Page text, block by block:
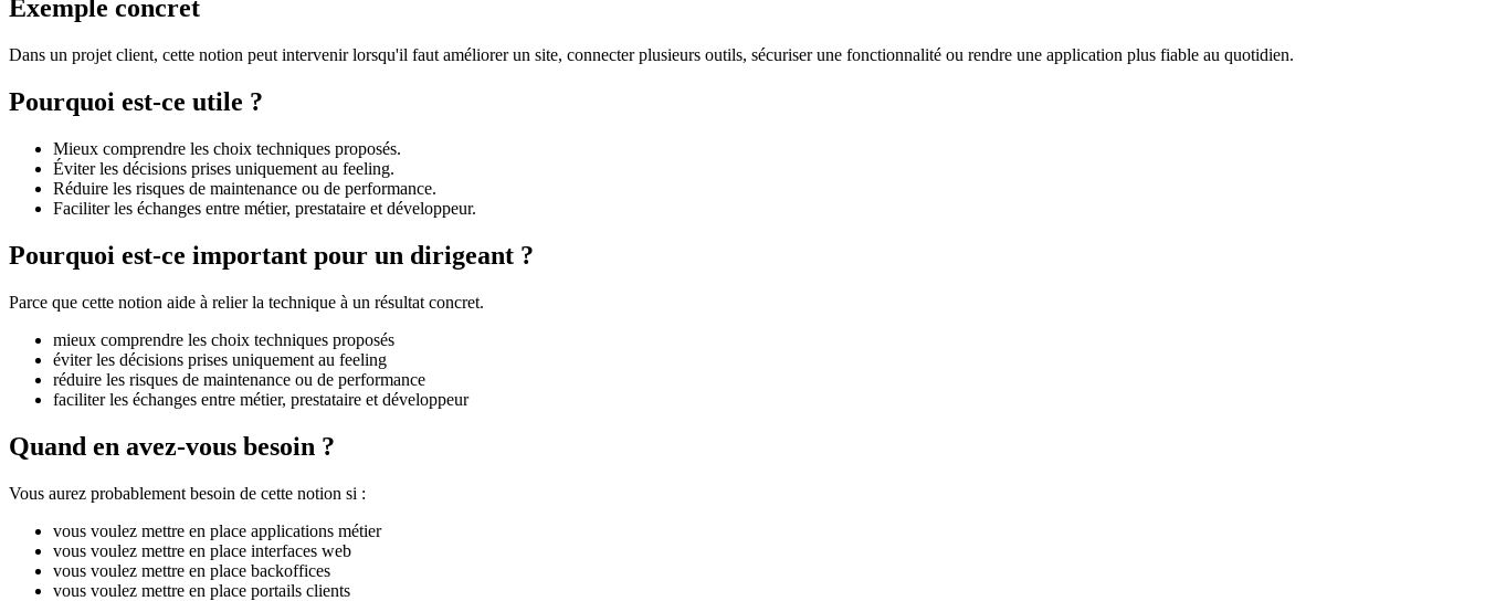
Exemple concret
Dans un projet client, cette notion peut intervenir lorsqu'il faut améliorer un site, connecter plusieurs outils, sécuriser une fonctionnalité ou rendre une application plus fiable au quotidien.
Pourquoi est-ce utile ?
Mieux comprendre les choix techniques proposés.
Éviter les décisions prises uniquement au feeling.
Réduire les risques de maintenance ou de performance.
Faciliter les échanges entre métier, prestataire et développeur.
Pourquoi est-ce important pour un dirigeant ?
Parce que cette notion aide à relier la technique à un résultat concret.
mieux comprendre les choix techniques proposés
éviter les décisions prises uniquement au feeling
réduire les risques de maintenance ou de performance
faciliter les échanges entre métier, prestataire et développeur
Quand en avez-vous besoin ?
Vous aurez probablement besoin de cette notion si :
vous voulez mettre en place applications métier
vous voulez mettre en place interfaces web
vous voulez mettre en place backoffices
vous voulez mettre en place portails clients